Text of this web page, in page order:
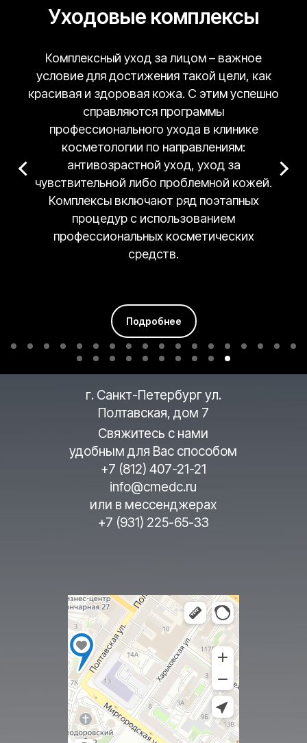
Уходовые комплексы
Комплексный уход за лицом – важное
условие для достижения такой цели, как
красивая и здоровая кожа. С этим успешно
справляются программы
профессионального ухода в клинике
косметологии по направлениям:
антивозрастной уход, уход за
чувствительной либо проблемной кожей.
Комплексы включают ряд поэтапных
процедур с использованием
профессиональных косметических
средств.
Подробнее
Свяжитесь с нами
удобным для Вас способом
+7 (812) 407-21-21
info@cmedc.ru
или в мессенджерах
+7 (931) 225-65-33
г. Санкт-Петербург ул.
Полтавская, дом 7